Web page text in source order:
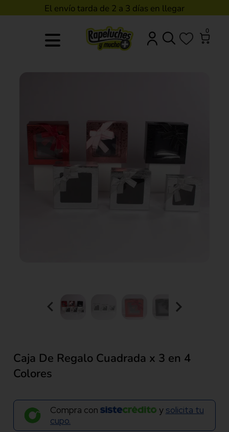
El envío tarda de 2 a 3 días en llegar
0
Caja De Regalo Cuadrada x 3 en 4
Colores
Compra con y solicita tu
cupo.